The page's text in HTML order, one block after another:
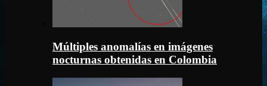
Múltiples anomalías en imágenes
nocturnas obtenidas en Colombia